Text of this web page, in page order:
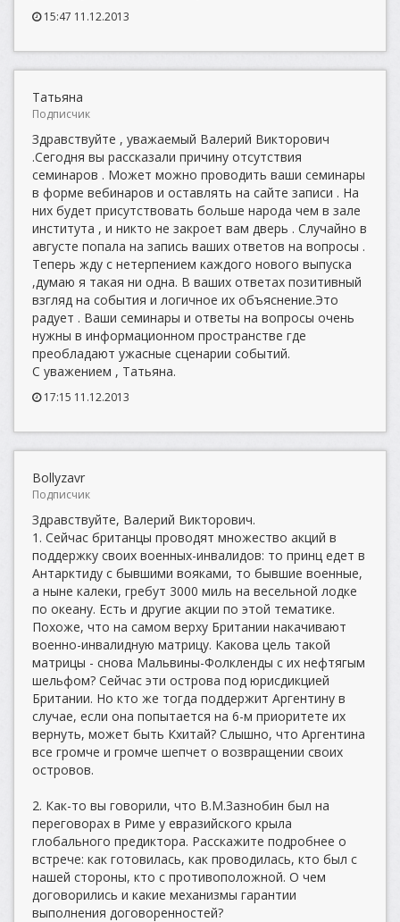
15:47 11.12.2013
Татьяна
Подписчик
Здравствуйте , уважаемый Валерий Викторович
.Сегодня вы рассказали причину отсутствия
семинаров . Может можно проводить ваши семинары
в форме вебинаров и оставлять на сайте записи . На
них будет присутствовать больше народа чем в зале
института , и никто не закроет вам дверь . Случайно в
августе попала на запись ваших ответов на вопросы .
Теперь жду с нетерпением каждого нового выпуска
,думаю я такая ни одна. В ваших ответах позитивный
взгляд на события и логичное их объяснение.Это
радует . Ваши семинары и ответы на вопросы очень
нужны в информационном пространстве где
преобладают ужасные сценарии событий.
С уважением , Татьяна.
17:15 11.12.2013
Bollyzavr
Подписчик
Здравствуйте, Валерий Викторович.
1. Сейчас британцы проводят множество акций в
поддержку своих военных-инвалидов: то принц едет в
Антарктиду с бывшими вояками, то бывшие военные,
а ныне калеки, гребут 3000 миль на весельной лодке
по океану. Есть и другие акции по этой тематике.
Похоже, что на самом верху Британии накачивают
военно-инвалидную матрицу. Какова цель такой
матрицы - снова Мальвины-Фолкленды с их нефтягым
шельфом? Сейчас эти острова под юрисдикцией
Британии. Но кто же тогда поддержит Аргентину в
случае, если она попытается на 6-м приоритете их
вернуть, может быть Кхитай? Слышно, что Аргентина
все громче и громче шепчет о возвращении своих
островов.
2. Как-то вы говорили, что В.М.Зазнобин был на
переговорах в Риме у евразийского крыла
глобального предиктора. Расскажите подробнее о
встрече: как готовилась, как проводилась, кто был с
нашей стороны, кто с противоположной. О чем
договорились и какие механизмы гарантии
выполнения договоренностей?